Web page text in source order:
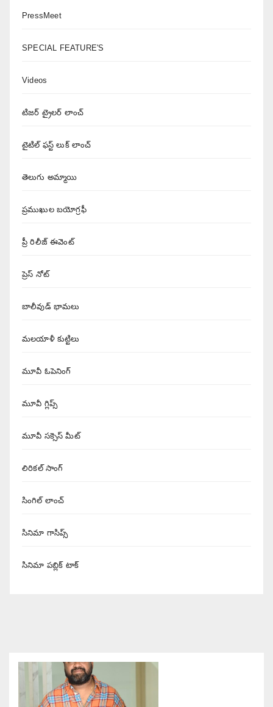
PressMeet
SPECIAL FEATURE'S
Videos
టిజర్ ట్రైలర్ లాంచ్
టైటిల్ ఫస్ట్ లుక్ లాంచ్
తెలుగు అమ్మాయి
ప్రముఖుల బయోగ్రఫీ
ప్రీ రిలీజ్ ఈవెంట్
ప్రెస్ నోట్
బాలీవుడ్ భామలు
మలయాళీ కుట్టిలు
మూవీ ఓపెనింగ్
మూవీ గ్లిప్స్
మూవీ సక్సెస్ మీట్
లిరికల్ సాంగ్
సింగిల్ లాంచ్
సినిమా గాసిప్స్
సినిమా పబ్లిక్ టాక్